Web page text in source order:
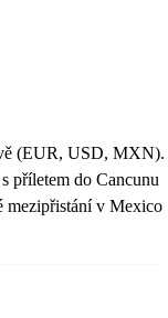
(EUR, USD, MXN).
příletem do Cancunu
mezipřistání v Mexico